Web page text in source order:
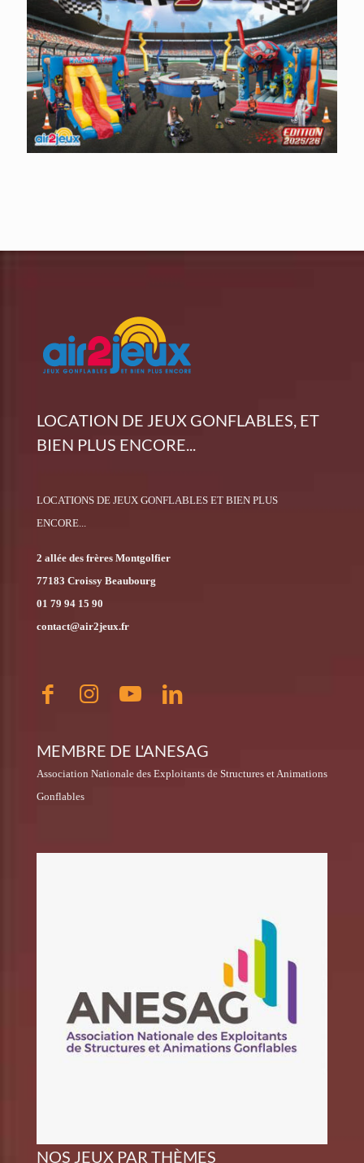
LOCATION DE JEUX GONFLABLES, ET
BIEN PLUS ENCORE...
LOCATIONS DE JEUX GONFLABLES ET BIEN PLUS
ENCORE...
2 allée des frères Montgolfier
77183 Croissy Beaubourg
01 79 94 15 90
contact@air2jeux.fr
MEMBRE DE L'ANESAG
Association Nationale des Exploitants de Structures et Animations
Gonflables
NOS JEUX PAR THÈMES